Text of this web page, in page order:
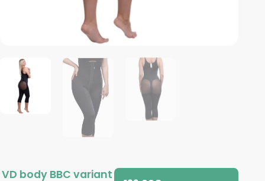
VD body BBC variant